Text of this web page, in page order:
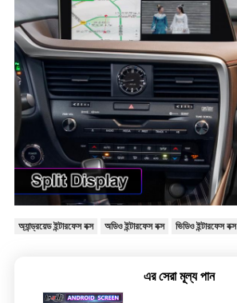
অ্যান্ড্রয়েড ইন্টারফেস বক্স অডিও ইন্টারফেস বক্স ভিডিও ইন্টারফেস বক্স
এর সেরা মূল্য পান